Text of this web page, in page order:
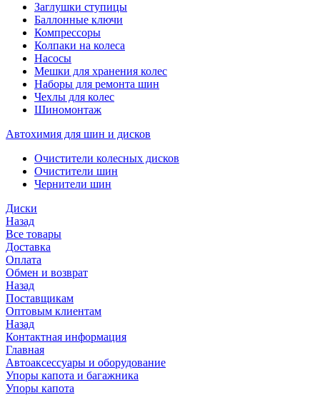
Заглушки ступицы
Баллонные ключи
Компрессоры
Колпаки на колеса
Насосы
Мешки для хранения колес
Наборы для ремонта шин
Чехлы для колес
Шиномонтаж
Автохимия для шин и дисков
Очистители колесных дисков
Очистители шин
Чернители шин
Диски
Назад
Все товары
Доставка
Оплата
Обмен и возврат
Назад
Поставщикам
Оптовым клиентам
Назад
Контактная информация
Главная
Автоаксессуары и оборудование
Упоры капота и багажника
Упоры капота